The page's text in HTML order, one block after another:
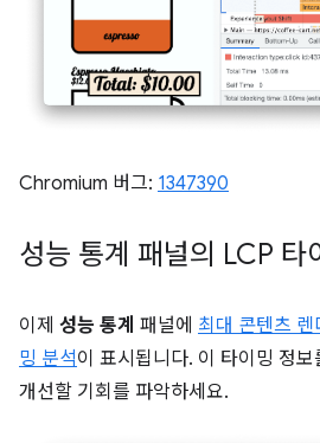
Chromium 버그: 1347390
성능 통계 패널의 LCP 타
이제 성능 통계 패널에 최대 콘텐츠
밍 분석이 표시됩니다. 이 타이밍 정
개선할 기회를 파악하세요.